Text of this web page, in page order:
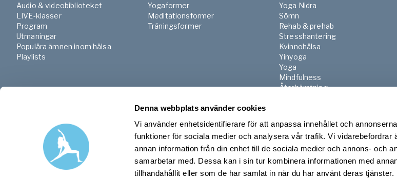
Denna webbplats använder cookies
Vi använder enhetsidentifierare för att anpassa innehållet och
funktioner för sociala medier och analysera vår trafik. Vi vidarebefordrar
annan information från din enhet till de sociala medier och annons- och
samarbetar med. Dessa kan i sin tur kombinera informationen med
tillhandahållit eller som de har samlat in när du har använt deras tjänster.
Audio & videobiblioteket
LIVE-klasser
Program
Utmaningar
Populära ämnen inom hälsa
Playlists
Yogaformer
Meditationsformer
Träningsformer
Yoga Nidra
Sömn
Rehab & prehab
Stresshantering
Kvinnohälsa
Yinyoga
Yoga
Mindfulness
Återhämtning
Morgon & kvällsrutiner